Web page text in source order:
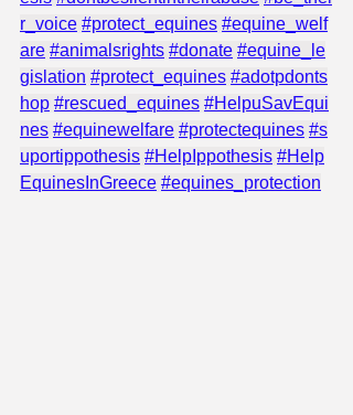
r_voice #protect_equines #equine_welf
are #animalsrights #donate #equine_le
gislation #protect_equines #adotpdonts
hop #rescued_equines #HelpuSavEqui
nes #equinewelfare #protectequines #s
uportippothesis #HelpIppothesis #Help
EquinesInGreece #equines_protection